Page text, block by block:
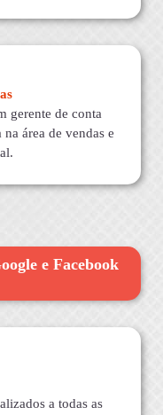
gerente de conta
área de vendas e
e Facebook
a todas as